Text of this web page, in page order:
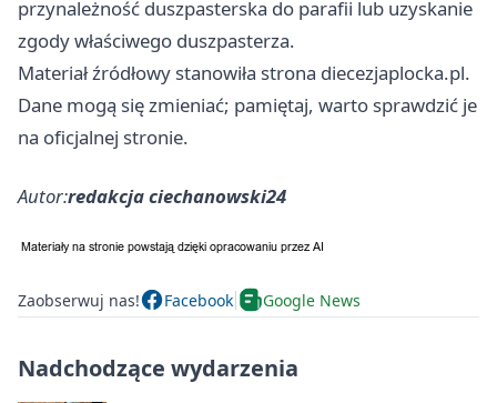
przynależność duszpasterska do parafii lub uzyskanie
zgody właściwego duszpasterza.
Materiał źródłowy stanowiła strona diecezjaplocka.pl.
Dane mogą się zmieniać; pamiętaj, warto sprawdzić je
na oficjalnej stronie.
Autor:redakcja ciechanowski24
Zaobserwuj nas! Facebook Google News
Nadchodzące wydarzenia